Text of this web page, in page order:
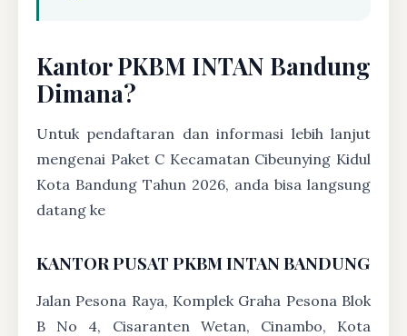
Kantor PKBM INTAN Bandung
Dimana?
Untuk pendaftaran dan informasi lebih lanjut
mengenai Paket C Kecamatan Cibeunying Kidul
Kota Bandung Tahun 2026, anda bisa langsung
datang ke
KANTOR PUSAT PKBM INTAN BANDUNG
Jalan Pesona Raya, Komplek Graha Pesona Blok
B No 4, Cisaranten Wetan, Cinambo, Kota